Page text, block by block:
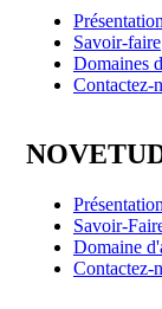
Savoir-faire
Domaines
Contactez-
Savoir-
Domaine
Contactez-